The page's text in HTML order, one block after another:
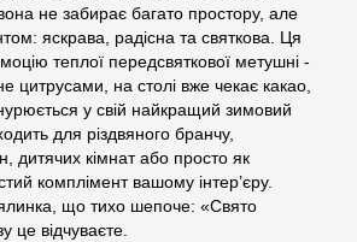
не забирає багато простору, але
яскрава, радісна та святкова. Ця
теплої передсвяткової метушні -
цитрусами, на столі вже чекає какао,
у свій найкращий зимовий
для різдвяного бранчу,
дитячих кімнат або просто як
комплімент вашому інтер’єру.
що тихо шепоче: «Свято
це відчуваєте.